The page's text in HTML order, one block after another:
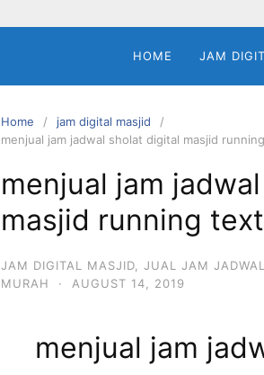
HOME JAM
Home
jam digital masjid
menjual jam jadwal sholat digital masjid
menjual jam
masjid running
JAM DIGITAL MASJID
JUAL JAM
MURAH
· AUGUST 14, 2019
menjual jam